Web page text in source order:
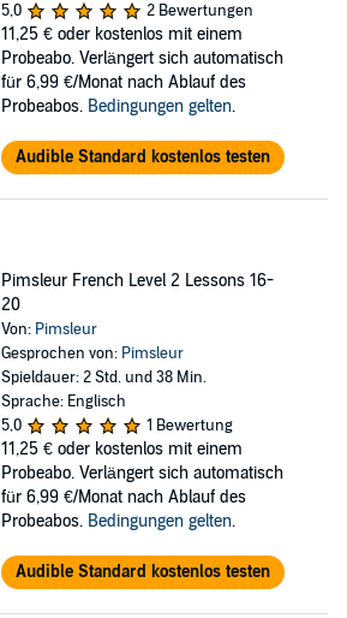
5,0
2 Bewertungen
11,25 € oder kostenlos mit einem
Probeabo. Verlängert sich automatisch
für 6,99 €/Monat nach Ablauf des
Probeabos. Bedingungen gelten.
Audible Standard kostenlos testen
Pimsleur French Level 2 Lessons 16-
20
Von: Pimsleur
Gesprochen von: Pimsleur
Spieldauer: 2 Std. und 38 Min.
Sprache: Englisch
5,0
1 Bewertung
11,25 € oder kostenlos mit einem
Probeabo. Verlängert sich automatisch
für 6,99 €/Monat nach Ablauf des
Probeabos. Bedingungen gelten.
Audible Standard kostenlos testen